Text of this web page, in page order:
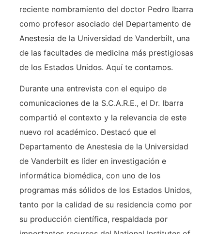
reciente nombramiento del doctor Pedro Ibarra
como profesor asociado del Departamento de
Anestesia de la Universidad de Vanderbilt, una
de las facultades de medicina más prestigiosas
de los Estados Unidos. Aquí te contamos.
Durante una entrevista con el equipo de
comunicaciones de la S.C.A.R.E., el Dr. Ibarra
compartió el contexto y la relevancia de este
nuevo rol académico. Destacó que el
Departamento de Anestesia de la Universidad
de Vanderbilt es líder en investigación e
informática biomédica, con uno de los
programas más sólidos de los Estados Unidos,
tanto por la calidad de su residencia como por
su producción científica, respaldada por